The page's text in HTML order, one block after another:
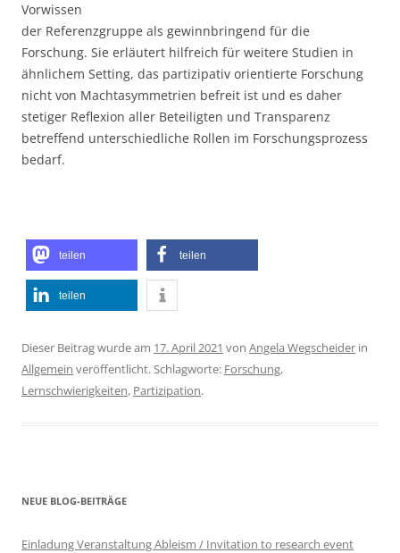
Vorwissen
der Referenzgruppe als gewinnbringend für die
Forschung. Sie erläutert hilfreich für weitere Studien in
ähnlichem Setting, das partizipativ orientierte Forschung
nicht von Machtasymmetrien befreit ist und es daher
stetiger Reflexion aller Beteiligten und Transparenz
betreffend unterschiedliche Rollen im Forschungsprozess
bedarf.
teilen teilen
teilen
Dieser Beitrag wurde am 17. April 2021 von Angela Wegscheider in
Allgemein veröffentlicht. Schlagworte: Forschung,
Lernschwierigkeiten, Partizipation.
NEUE BLOG-BEITRÄGE
Einladung Veranstaltung Ableism / Invitation to research event